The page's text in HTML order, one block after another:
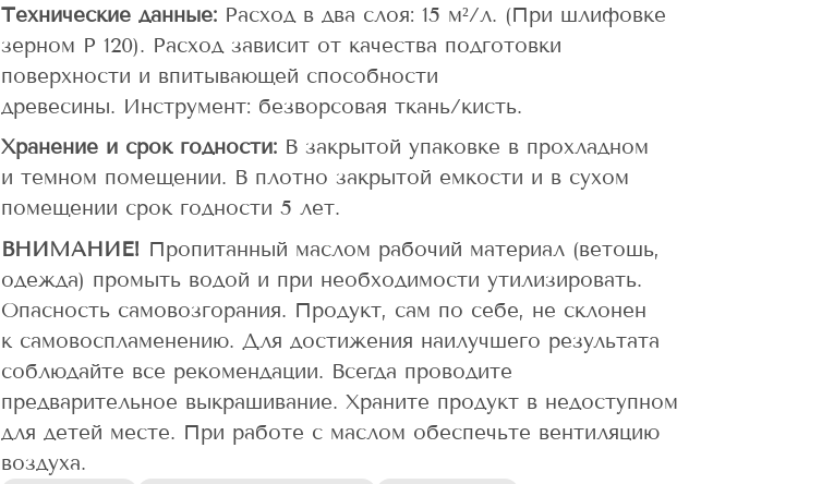
Технические данные: Расход в два слоя: 15 м²/л. (При шлифовке
зерном Р 120). Расход зависит от качества подготовки
поверхности и впитывающей способности
древесины. Инструмент: безворсовая ткань/кисть.
Хранение и срок годности: В закрытой упаковке в прохладном
и темном помещении. В плотно закрытой емкости и в сухом
помещении срок годности 5 лет.
ВНИМАНИЕ! Пропитанный маслом рабочий материал (ветошь,
одежда) промыть водой и при необходимости утилизировать.
Опасность самовозгорания. Продукт, сам по себе, не склонен
к самовоспламенению. Для достижения наилучшего результата
соблюдайте все рекомендации. Всегда проводите
предварительное выкрашивание. Храните продукт в недоступном
для детей месте. При работе с маслом обеспечьте вентиляцию
воздуха.